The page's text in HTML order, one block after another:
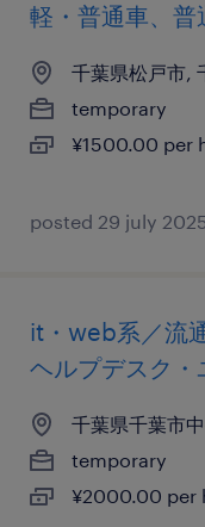
軽・普通車、
千葉県松戸市,
temporary
¥1500.00 per
posted 29 july
it・web系／流
ヘルプデスク・
千葉県千葉市
temporary
¥2000.00 per